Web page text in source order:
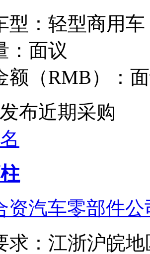
： 轻型商用车
面议
额（RMB）：
布近期采购
资汽车零部件公
： 江浙沪皖地